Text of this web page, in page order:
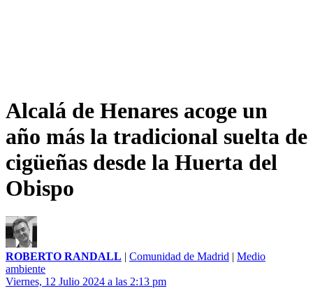
Alcalá de Henares acoge un
año más la tradicional suelta de
cigüeñas desde la Huerta del
Obispo
ROBERTO RANDALL | Comunidad de Madrid | Medio
ambiente
Viernes, 12 Julio 2024 a las 2:13 pm